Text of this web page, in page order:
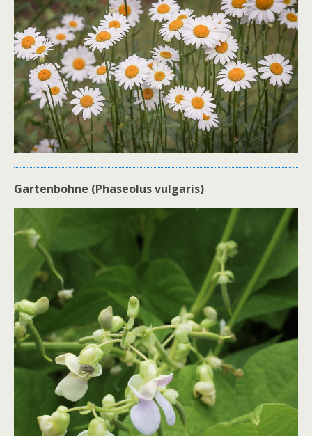
Gartenbohne (Phaseolus vulgaris)